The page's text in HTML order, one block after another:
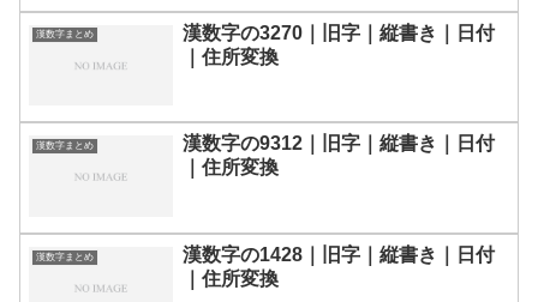
漢数字まとめ
漢数字の3270｜旧字｜縦書き｜日付
｜住所変換
漢数字まとめ
漢数字の9312｜旧字｜縦書き｜日付
｜住所変換
漢数字まとめ
漢数字の1428｜旧字｜縦書き｜日付
｜住所変換